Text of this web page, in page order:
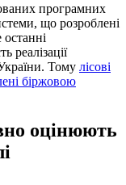
програмних
що розроблені
реалізації
Тому лісові
біржовою
оцінюють